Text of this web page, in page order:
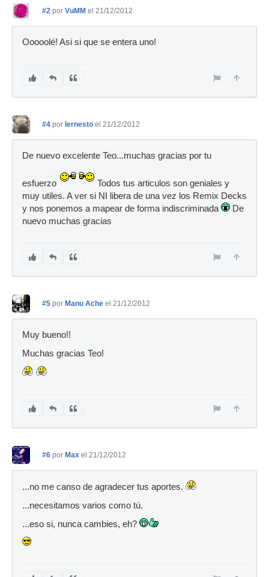
#2 por VuMM el 21/12/2012
Ooooolé! Asi si que se entera uno!
#4 por Iernesto el 21/12/2012
De nuevo excelente Teo...muchas gracias por tu
esfuerzo
Todos tus articulos son geniales y
muy utiles. A ver si NI libera de una vez los Remix Decks
y nos ponemos a mapear de forma indiscriminada
De
nuevo muchas gracias
#5 por Manu Ache el 21/12/2012
Muy bueno!!
Muchas gracias Teo!
#6 por Max el 21/12/2012
...no me canso de agradecer tus aportes.
...necesitamos varios como tú.
...eso si, nunca cambies, eh?